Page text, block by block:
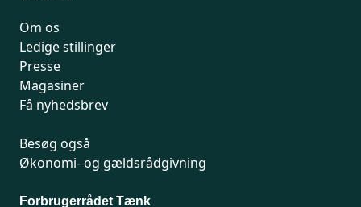
Om os
Ledige stillinger
Presse
Magasiner
Få nyhedsbrev
Besøg også
Økonomi- og gældsrådgivning
Forbrugerrådet Tænk